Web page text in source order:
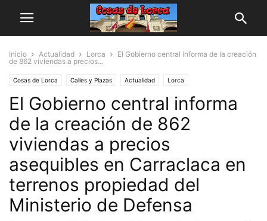
Inicio Actualidad Lorca
El Gobierno central informa de la creación
de 862 viviendas a precios...
Cosas de Lorca Calles y Plazas Actualidad Lorca
El Gobierno central informa
de la creación de 862
viviendas a precios
asequibles en Carraclaca en
terrenos propiedad del
Ministerio de Defensa